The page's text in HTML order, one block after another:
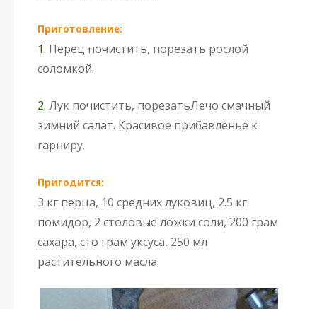
Приготовление:
1. Перец почистить, порезать рослой
соломкой.
2. Лук почистить, порезатьЛечо смачный
зимний салат. Красивое прибавленье к
гарниру.
Пригодится:
3 кг перца, 10 средних луковиц, 2.5 кг
помидор, 2 столовые ложки соли, 200 грам
сахара, сто грам уксуса, 250 мл
растительного масла.